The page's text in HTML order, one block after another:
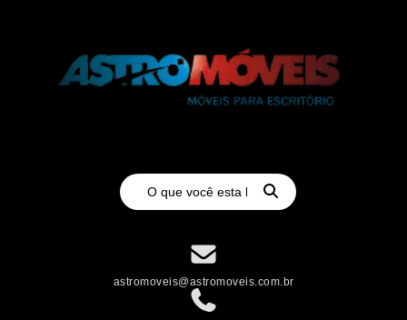
astromoveis@astromoveis.com.br